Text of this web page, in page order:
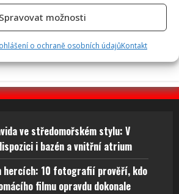
Spravovat možnosti
o ochraně osobních údajůKontakt
Laudy: Z hořícího Ferrari do dalšího
dní
ve středomořském stylu: V
i bazén a vnitřní atrium
hercích: 10 fotografií prověří, kdo
filmu opravdu dokonale